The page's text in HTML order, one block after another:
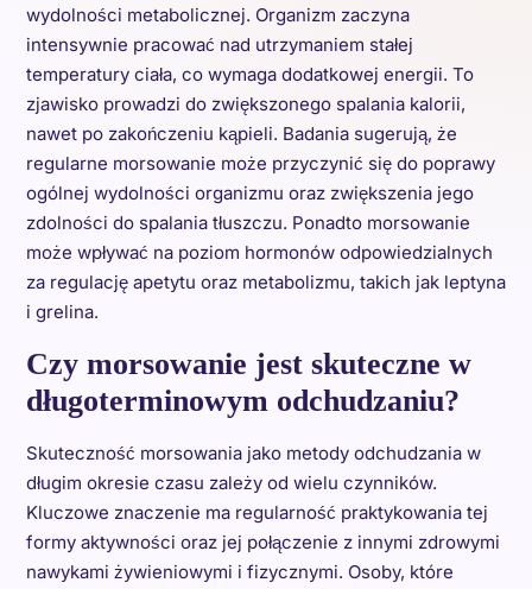
wydolności metabolicznej. Organizm zaczyna
intensywnie pracować nad utrzymaniem stałej
temperatury ciała, co wymaga dodatkowej energii. To
zjawisko prowadzi do zwiększonego spalania kalorii,
nawet po zakończeniu kąpieli. Badania sugerują, że
regularne morsowanie może przyczynić się do poprawy
ogólnej wydolności organizmu oraz zwiększenia jego
zdolności do spalania tłuszczu. Ponadto morsowanie
może wpływać na poziom hormonów odpowiedzialnych
za regulację apetytu oraz metabolizmu, takich jak leptyna
i grelina.
Czy morsowanie jest skuteczne w
długoterminowym odchudzaniu?
Skuteczność morsowania jako metody odchudzania w
długim okresie czasu zależy od wielu czynników.
Kluczowe znaczenie ma regularność praktykowania tej
formy aktywności oraz jej połączenie z innymi zdrowymi
nawykami żywieniowymi i fizycznymi. Osoby, które